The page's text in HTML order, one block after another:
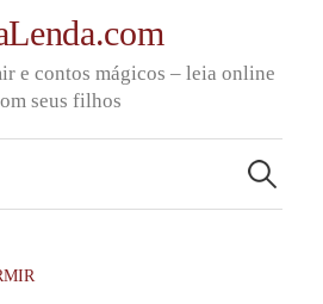
e contos mágicos – leia online
seus filhos
por: